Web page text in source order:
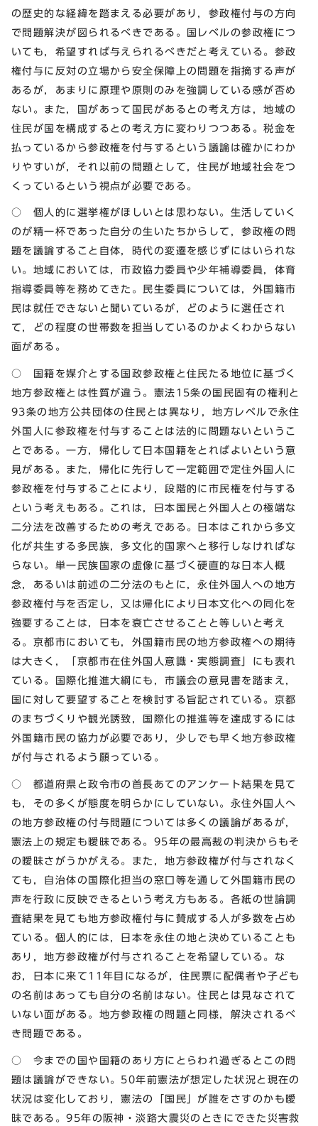
の歴史的な経緯を踏まえる必要があり，参政権付与の方向
で問題解決が図られるべきである。国レベルの参政権につ
いても，希望すれば与えられるべきだと考えている。参政
権付与に反対の立場から安全保障上の問題を指摘する声が
あるが，あまりに原理や原則のみを強調している感が否め
ない。また，国があって国民があるとの考え方は，地域の
住民が国を構成するとの考え方に変わりつつある。税金を
払っているから参政権を付与するという議論は確かにわか
りやすいが，それ以前の問題として，住民が地域社会をつ
くっているという視点が必要である。
○ 個人的に選挙権がほしいとは思わない。生活していく
のが精一杯であった自分の生いたちからして，参政権の問
題を議論すること自体，時代の変遷を感じずにはいられな
い。地域においては，市政協力委員や少年補導委員，体育
指導委員等を務めてきた。民生委員については，外国籍市
民は就任できないと聞いているが，どのように選任され
て，どの程度の世帯数を担当しているのかよくわからない
面がある。
○ 国籍を媒介とする国政参政権と住民たる地位に基づく
地方参政権とは性質が違う。憲法15条の国民固有の権利と
93条の地方公共団体の住民とは異なり，地方レベルで永住
外国人に参政権を付与することは法的に問題ないというこ
とである。一方，帰化して日本国籍をとればよいという意
見がある。また，帰化に先行して一定範囲で定住外国人に
参政権を付与することにより，段階的に市民権を付与する
という考えもある。これは，日本国民と外国人との極端な
二分法を改善するための考えである。日本はこれから多文
化が共生する多民族，多文化的国家へと移行しなければな
らない。単一民族国家の虚像に基づく硬直的な日本人概
念，あるいは前述の二分法のもとに，永住外国人への地方
参政権付与を否定し，又は帰化により日本文化への同化を
強要することは，日本を衰亡させることと等しいと考え
る。京都市においても，外国籍市民の地方参政権への期待
は大きく，「京都市在住外国人意識・実態調査」にも表れ
ている。国際化推進大綱にも，市議会の意見書を踏まえ，
国に対して要望することを検討する旨記されている。京都
のまちづくりや観光誘致，国際化の推進等を達成するには
外国籍市民の協力が必要であり，少しでも早く地方参政権
が付与されるよう願っている。
○ 都道府県と政令市の首長あてのアンケート結果を見て
も，その多くが態度を明らかにしていない。永住外国人へ
の地方参政権の付与問題については多くの議論があるが，
憲法上の規定も曖昧である。95年の最高裁の判決からもそ
の曖昧さがうかがえる。また，地方参政権が付与されなく
ても，自治体の国際化担当の窓口等を通して外国籍市民の
声を行政に反映できるという考え方もある。各紙の世論調
査結果を見ても地方参政権付与に賛成する人が多数を占め
ている。個人的には，日本を永住の地と決めていることも
あり，地方参政権が付与されることを希望している。な
お，日本に来て11年目になるが，住民票に配偶者や子ども
の名前はあっても自分の名前はない。住民とは見なされて
いない面がある。地方参政権の問題と同様，解決されるべ
き問題である。
○ 今までの国や国籍のあり方にとらわれ過ぎるとこの問
題は議論ができない。50年前憲法が想定した状況と現在の
状況は変化しており，憲法の「国民」が誰をさすのかも曖
昧である。95年の阪神・淡路大震災のときにできた災害救